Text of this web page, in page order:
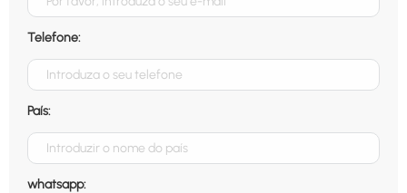
Telefone:
País:
whatsapp: